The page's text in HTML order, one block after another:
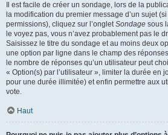
Il est facile de créer un sondage, lors de la
la modification du premier message d’un sujet
permissions), cliquez sur l’ongletSondage sous
le voyez pas, vous n’avez probablement pas le
Saisissez le titre du sondage et au moins deux
une option par ligne dans le champ des
le nombre de réponses qu’un utilisateur peut
« Option(s) par l’utilisateur », limiter la durée en
pour une durée illimitée) et enfin permettre aux
vote.
Haut